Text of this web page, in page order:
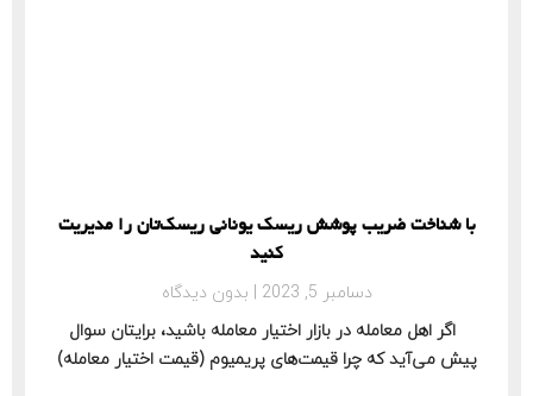
با شناخت ضریب پوشش ریسک یونانی ریسک‌تان را مدیریت
کنید
دسامبر 5, 2023
بدون دیدگاه
اگر اهل معامله در بازار اختیار معامله باشید، برایتان سوال
پیش می‌آید که چرا قیمت‌های پریمیوم (قیمت اختیار معامله)